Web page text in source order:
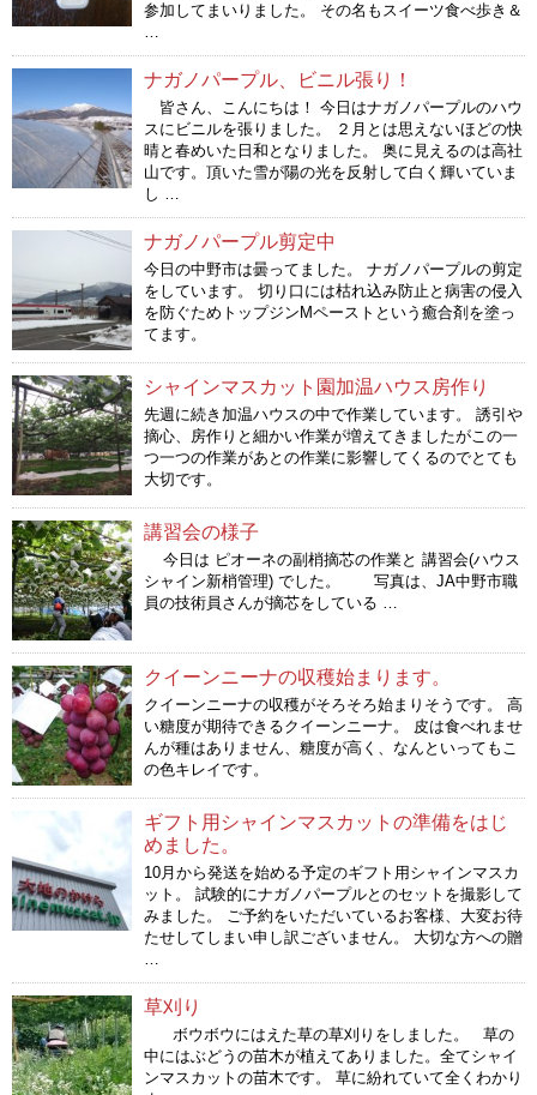
参加してまいりました。 その名もスイーツ食べ歩き＆
…
ナガノパープル、ビニル張り！
皆さん、こんにちは！ 今日はナガノパープルのハウ
スにビニルを張りました。 ２月とは思えないほどの快
晴と春めいた日和となりました。 奥に見えるのは高社
山です。頂いた雪が陽の光を反射して白く輝いていま
し …
ナガノパープル剪定中
今日の中野市は曇ってました。 ナガノパープルの剪定
をしています。 切り口には枯れ込み防止と病害の侵入
を防ぐためトップジンMペーストという癒合剤を塗っ
てます。
シャインマスカット園加温ハウス房作り
先週に続き加温ハウスの中で作業しています。 誘引や
摘心、房作りと細かい作業が増えてきましたがこの一
つ一つの作業があとの作業に影響してくるのでとても
大切です。
講習会の様子
今日は ピオーネの副梢摘芯の作業と 講習会(ハウス
シャイン新梢管理) でした。 写真は、JA中野市職
員の技術員さんが摘芯をしている …
クイーンニーナの収穫始まります。
クイーンニーナの収穫がそろそろ始まりそうです。 高
い糖度が期待できるクイーンニーナ。 皮は食べれませ
んが種はありません、糖度が高く、なんといってもこ
の色キレイです。
ギフト用シャインマスカットの準備をはじ
めました。
10月から発送を始める予定のギフト用シャインマスカ
ット。 試験的にナガノパープルとのセットを撮影して
みました。 ご予約をいただいているお客様、大変お待
たせしてしまい申し訳ございません。 大切な方への贈
…
草刈り
ボウボウにはえた草の草刈りをしました。 草の
中にはぶどうの苗木が植えてありました。全てシャイ
ンマスカットの苗木です。 草に紛れていて全くわかり